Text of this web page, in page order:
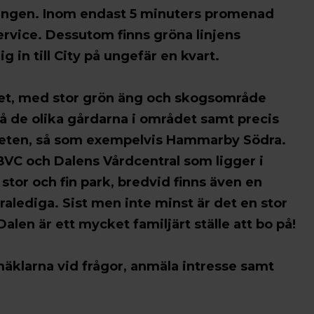
Inom endast 5 minuters promenad
Dessutom finns gröna linjens
in till City på ungefär en kvart.
med stor grön äng och skogsområde
de olika gårdarna i området samt precis
så som exempelvis Hammarby Södra.
och Dalens Vårdcentral som ligger i
och fin park, bredvid finns även en
Sist men inte minst är det en stor
är ett mycket familjärt ställe att bo på!
vid frågor, anmäla intresse samt